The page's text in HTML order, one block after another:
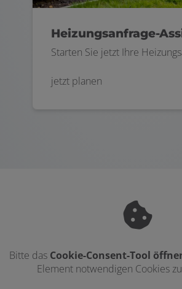
Heizungsanfrage-
Starten Sie jetzt Ihre
jetzt planen
Bitte das Cookie-Consent-Tool
Element notwendigen Cookies